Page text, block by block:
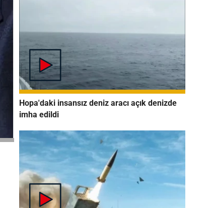
Hopa'daki insansız deniz aracı açık denizde
imha edildi